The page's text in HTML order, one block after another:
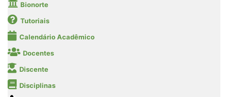
Bionorte
Tutoriais
Calendário Acadêmico
Docentes
Discente
Disciplinas